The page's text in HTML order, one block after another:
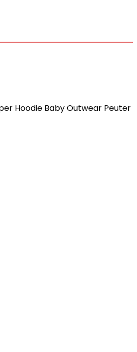
Hoodie Baby Outwear Peuter